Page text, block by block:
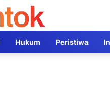
Hukum Peristiwa